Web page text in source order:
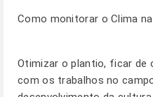
Como monitorar o Clima
Otimizar o plantio, ficar de
com os trabalhos no